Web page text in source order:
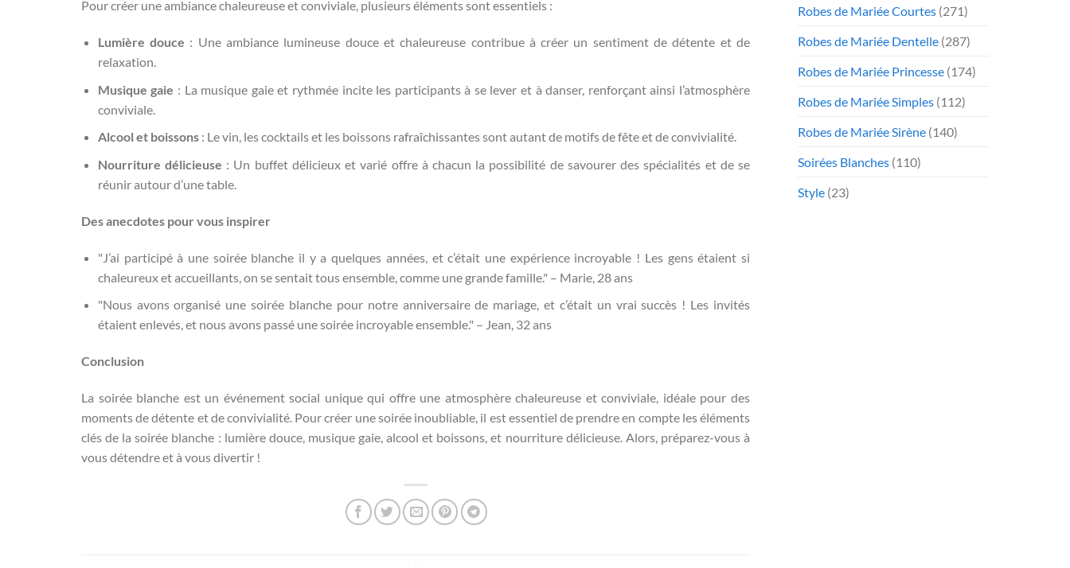
Pour créer une ambiance chaleureuse et conviviale, plusieurs éléments sont essentiels :
Lumière douce : Une ambiance lumineuse douce et chaleureuse contribue à créer un sentiment de détente et de
relaxation.
Musique gaie : La musique gaie et rythmée incite les participants à se lever et à danser, renforçant ainsi l’atmosphère
conviviale.
Alcool et boissons: Le vin, les cocktails et les boissons rafraîchissantes sont autant de motifs de fête et de convivialité.
Nourriture délicieuse : Un buffet délicieux et varié offre à chacun la possibilité de savourer des spécialités et de se
réunir autour d’une table.
Des anecdotes pour vous inspirer
"J’ai participé à une soirée blanche il y a quelques années, et c’était une expérience incroyable ! Les gens étaient si
chaleureux et accueillants, on se sentait tous ensemble, comme une grande famille." – Marie, 28 ans
"Nous avons organisé une soirée blanche pour notre anniversaire de mariage, et c’était un vrai succès ! Les invités
étaient enlevés, et nous avons passé une soirée incroyable ensemble." – Jean, 32 ans
Conclusion
La soirée blanche est un événement social unique qui offre une atmosphère chaleureuse et conviviale, idéale pour des
moments de détente et de convivialité. Pour créer une soirée inoubliable, il est essentiel de prendre en compte les éléments
clés de la soirée blanche : lumière douce, musique gaie, alcool et boissons, et nourriture délicieuse. Alors, préparez-vous à
vous détendre et à vous divertir !
Robes de Mariée Courtes (271)
Robes de Mariée Dentelle (287)
Robes de Mariée Princesse (174)
Robes de Mariée Simples (112)
Robes de Mariée Sirène (140)
Soirées Blanches (110)
Style (23)